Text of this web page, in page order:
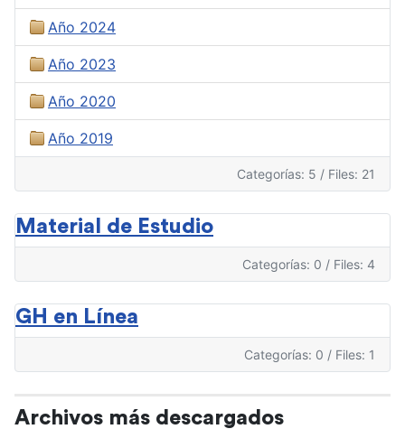
Año 2024
Año 2023
Año 2020
Año 2019
Categorías: 5 / Files: 21
Material de Estudio
Categorías: 0 / Files: 4
GH en Línea
Categorías: 0 / Files: 1
Archivos más descargados